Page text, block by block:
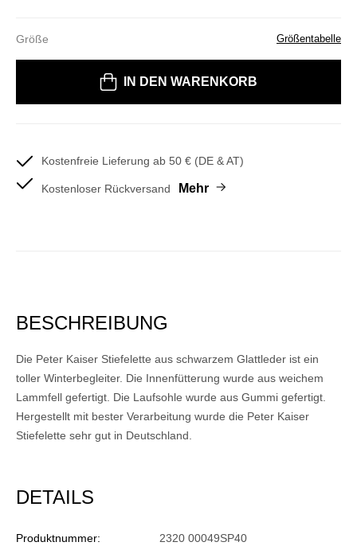
Größe Größentabelle
IN DEN WARENKORB
Kostenfreie Lieferung ab 50 € (DE & AT)
Kostenloser Rückversand Mehr
BESCHREIBUNG
Die Peter Kaiser Stiefelette aus schwarzem Glattleder ist ein
toller Winterbegleiter. Die Innenfütterung wurde aus weichem
Lammfell gefertigt. Die Laufsohle wurde aus Gummi gefertigt.
Hergestellt mit bester Verarbeitung wurde die Peter Kaiser
Stiefelette sehr gut in Deutschland.
DETAILS
Produktnummer: 2320 00049SP40